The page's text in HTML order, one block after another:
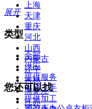
上海
天津
重庆
河北
山西
内蒙古
辽宁
吉林
黑龙江
江苏
展开
类型
全部
供应
提供服务
供应二手
提供加工
您还可以找